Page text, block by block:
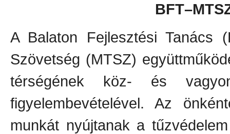
A Balaton Fejlesztési
Szövetség (MTSZ)
térségének köz- és
figyelembevételével. Az
munkát nyújtanak a